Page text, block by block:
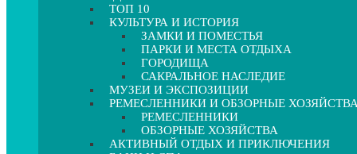
ТОП 10
КУЛЬТУРА И ИСТОРИЯ
ЗАМКИ И ПОМЕСТЬЯ
ПАРКИ И МЕСТА ОТДЫХА
ГОРОДИЩА
САКРАЛЬНОЕ НАСЛЕДИЕ
МУЗЕИ И ЭКСПОЗИЦИИ
РЕМЕСЛЕННИКИ И ОБЗОРНЫЕ ХОЗЯЙСТВА
РЕМЕСЛЕННИКИ
ОБЗОРНЫЕ ХОЗЯЙСТВА
АКТИВНЫЙ ОТДЫХ И ПРИКЛЮЧЕНИЯ